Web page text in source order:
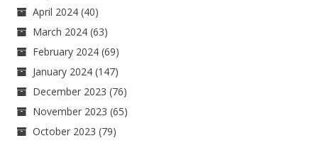
April 2024 (40)
March 2024 (63)
February 2024 (69)
January 2024 (147)
December 2023 (76)
November 2023 (65)
October 2023 (79)